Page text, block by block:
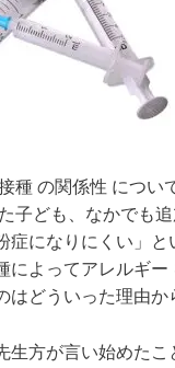
種 の関係性 につい
子ども、なかでも
症になりにくい」と
によってアレルギー
はどういった理由か
生方が言い始めたこ